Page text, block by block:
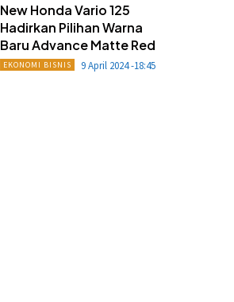
New Honda Vario 125
Hadirkan Pilihan Warna
Baru Advance Matte Red
EKONOMI BISNIS 9 April 2024 -18:45